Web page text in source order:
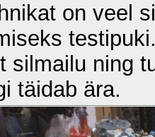
on veel
silmailu ning
täidab ära.